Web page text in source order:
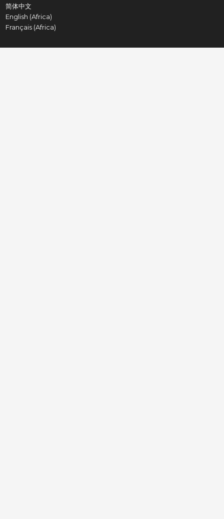
简体中文
English (Africa)
Français (Africa)